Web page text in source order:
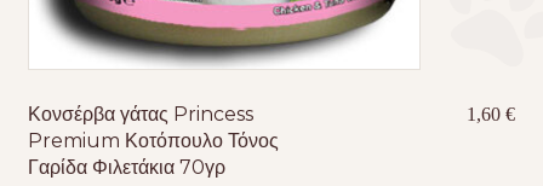
Κονσέρβα γάτας Princess
Premium Κοτόπουλο Τόνος
Γαρίδα Φιλετάκια 70γρ
1,60€